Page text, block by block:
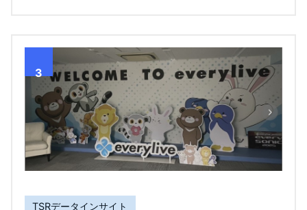
3
TSRデータインサイト